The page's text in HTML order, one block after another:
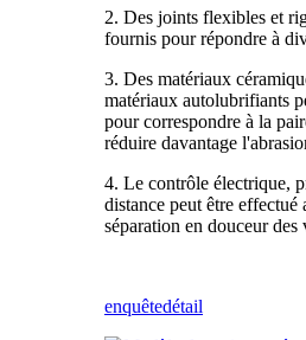
2. Des joints flexibles et
fournis pour répondre à
3. Des matériaux
matériaux autolubrifiants
pour correspondre à la
réduire davantage
4. Le contrôle électrique,
distance peut être effectué
séparation en douceur des
enquêtedétail